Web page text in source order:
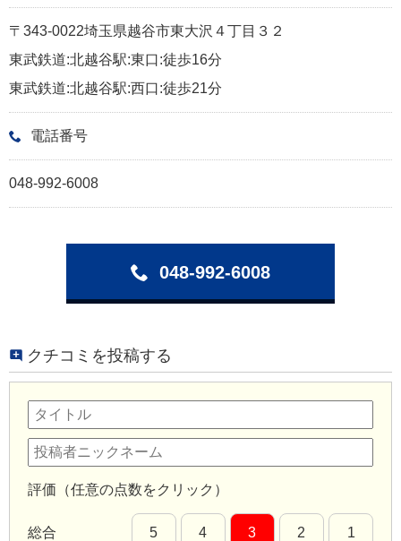
〒343-0022埼玉県越谷市東大沢４丁目３２
東武鉄道:北越谷駅:東口:徒歩16分
東武鉄道:北越谷駅:西口:徒歩21分
電話番号
048-992-6008
048-992-6008
クチコミを投稿する
評価（任意の点数をクリック）
総合 5 4 3 2 1